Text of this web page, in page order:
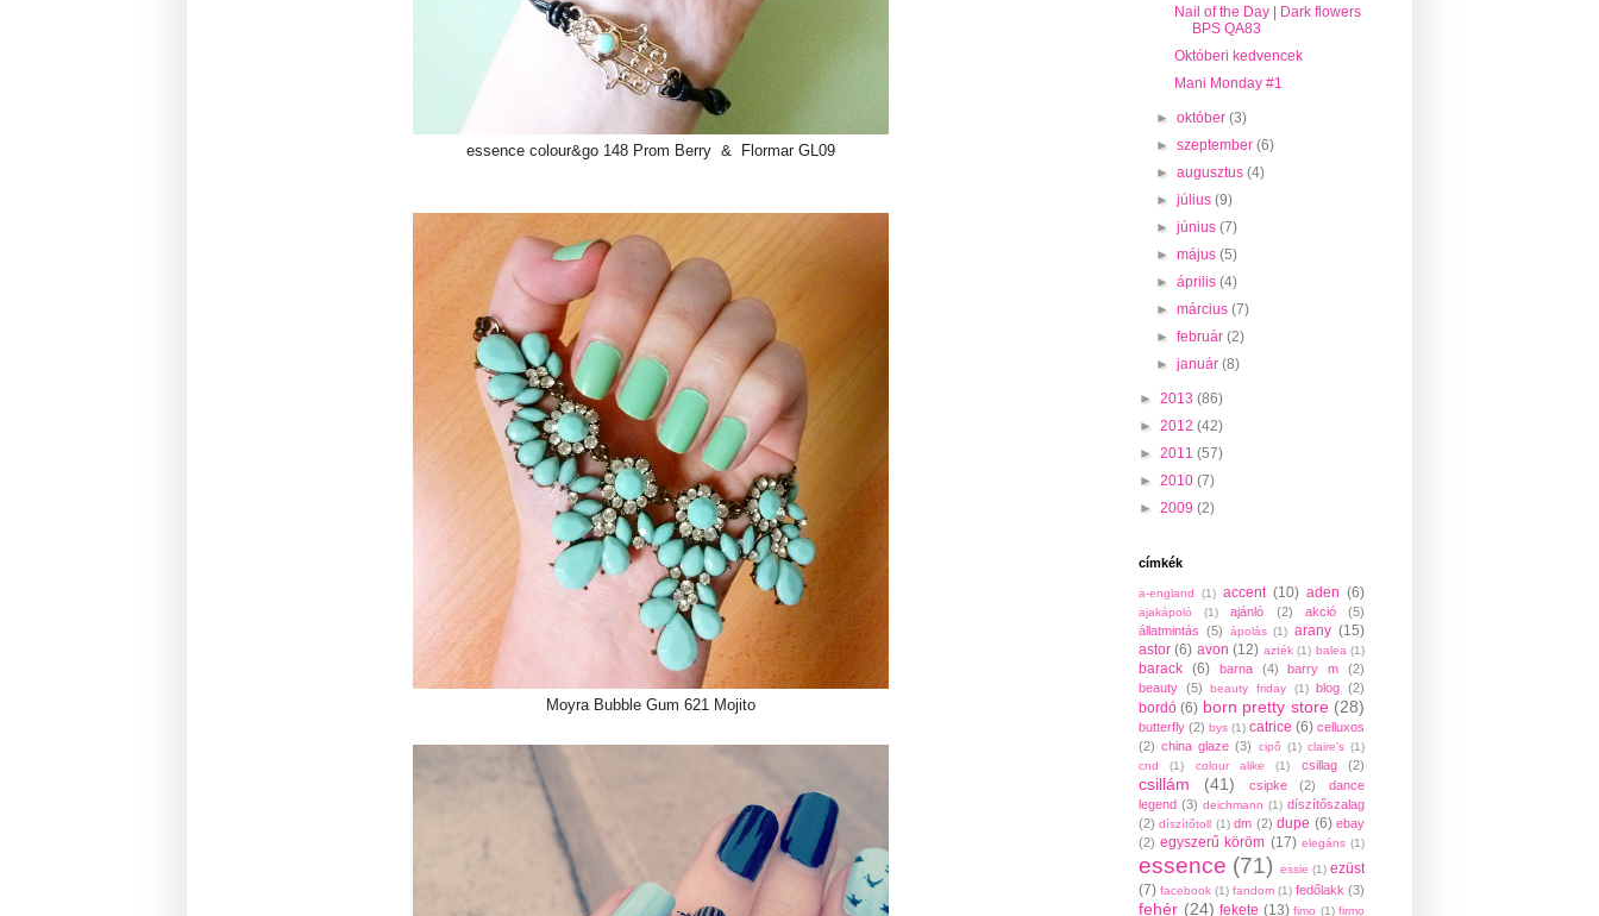
essence colour&go 148 Prom Berry & Flormar GL09
Moyra Bubble Gum 621 Mojito
Nail of the Day | Dark flowers
BPS QA83
Októberi kedvencek
Mani Monday #1
►október(3)
►szeptember(6)
►augusztus(4)
►július(9)
►június(7)
►május(5)
►április(4)
►március(7)
►február(2)
►január(8)
► 2013 (86)
► 2012 (42)
► 2011 (57)
► 2010 (7)
► 2009 (2)
címkék
a-england (1) accent (10) aden (6)
ajakápoló (1) ajánló (2) akció
(5)
állatmintás (5) ápolás (1) arany (15)
astor (6) avon (12) azték (1) balea (1)
barack (6) barna (4) barry m
(2)
beauty (5) beauty friday (1) blog (2)
bordó (6) born pretty store (28)
butterfly (2) bys (1) catrice (6) celluxos
(2) china glaze (3) cipő (1) claire's (1)
cnd
(1) colour alike (1) csillag (2)
csillám (41) csipke (2)
dance
legend (3) deichmann (1) díszítőszalag
(2) díszítőtoll (1) dm (2) dupe (6) ebay
(2) egyszerű köröm (17) elegáns (1)
essence (71) essie (1) ezüst
(7) facebook (1) fandom (1) fedőlakk (3)
fehér (24) fekete (13) fimo (1) firmo